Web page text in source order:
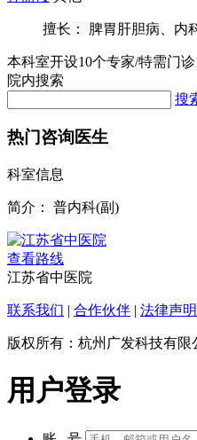
孙丽霞 其他
擅长： 脾胃肝胆病、内
本科室开设10个专家/特需门诊
院内搜索
热门咨询医生
科室信息
简介： 普内科(副)
查看路线
江苏省中医院
联系我们 合作伙伴 | 法律声明